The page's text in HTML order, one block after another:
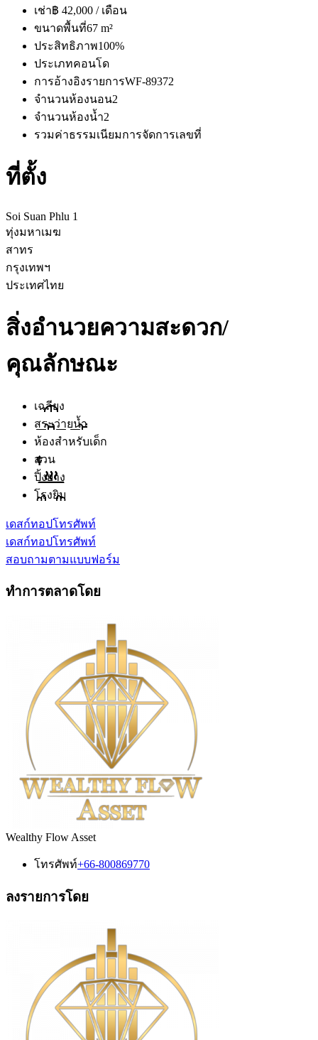
เช่า฿ 42,000 / เดือน
ขนาดพื้นที่67 m²
ประสิทธิภาพ100%
ประเภทคอนโด
การอ้างอิงรายการWF-89372
จำนวนห้องนอน2
จำนวนห้องน้ำ2
รวมค่าธรรมเนียมการจัดการเลขที่
ที่ตั้ง
Soi Suan Phlu 1
ทุ่งมหาเมฆ
สาทร
กรุงเทพฯ
ประเทศไทย
สิ่งอำนวยความสะดวก/
คุณลักษณะ
เฉลียง
สระว่ายน้ำ
ห้องสำหรับเด็ก
สวน
ปิ้งย่าง
โรงยิม
เดสก์ทอปโทรศัพท์
เดสก์ทอปโทรศัพท์
สอบถามตามแบบฟอร์ม
ทำการตลาดโดย
Wealthy Flow Asset
โทรศัพท์+66-800869770
ลงรายการโดย